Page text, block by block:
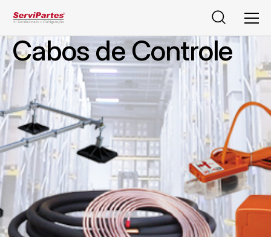
Pesquisar
Cabos de Controle